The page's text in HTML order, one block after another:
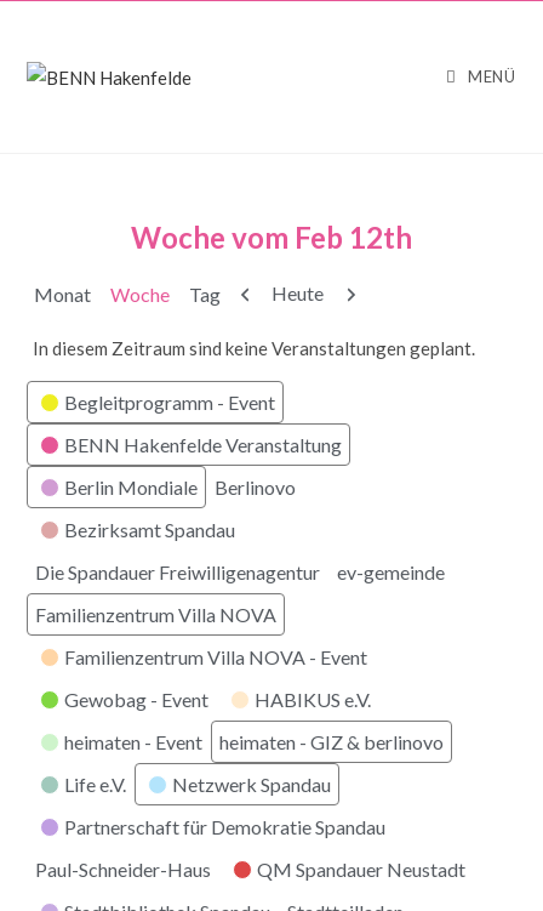
MENÜ
Woche vom Feb 12th
Monat Woche Tag Zurück
Heute Weiter
In diesem Zeitraum sind keine Veranstaltungen geplant.
Kategorien
Begleitprogramm - Event
BENN Hakenfelde Veranstaltung
Berlin Mondiale
Berlinovo
Bezirksamt Spandau
Die Spandauer Freiwilligenagentur
ev-gemeinde
Familienzentrum Villa NOVA
Familienzentrum Villa NOVA - Event
Gewobag - Event
HABIKUS e.V.
heimaten - Event
heimaten - GIZ & berlinovo
Life e.V.
Netzwerk Spandau
Partnerschaft für Demokratie Spandau
Paul-Schneider-Haus
QM Spandauer Neustadt